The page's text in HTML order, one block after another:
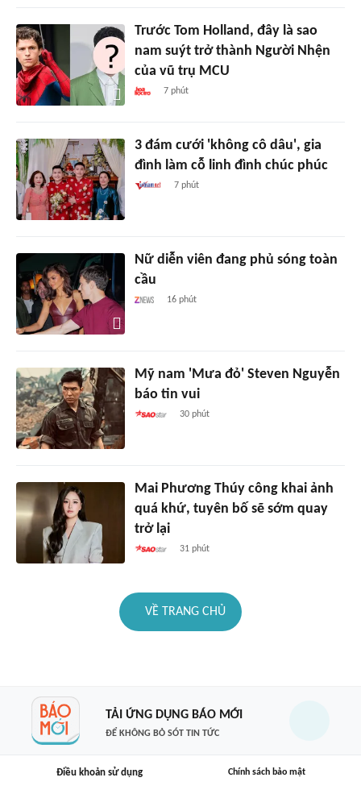
Trước Tom Holland, đây là sao
nam suýt trở thành Người Nhện
của vũ trụ MCU
7 phút
3 đám cưới 'không cô dâu', gia
đình làm cỗ linh đình chúc phúc
7 phút
Nữ diễn viên đang phủ sóng toàn
cầu
16 phút
Mỹ nam 'Mưa đỏ' Steven Nguyễn
báo tin vui
30 phút
Mai Phương Thúy công khai ảnh
quá khứ, tuyên bố sẽ sớm quay
trở lại
31 phút
VỀ TRANG CHỦ
TẢI ỨNG DỤNG BÁO MỚI
ĐỂ KHÔNG BỎ SÓT TIN TỨC
Điều khoản sử dụng Chính sách bảo mật